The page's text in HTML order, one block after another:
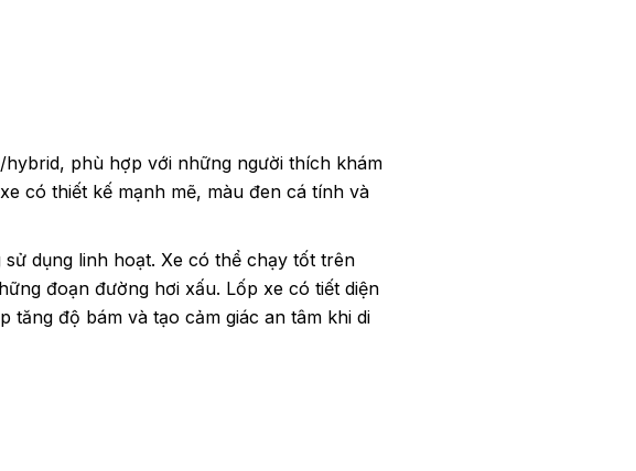
phù hợp với những người thích khám
có thiết kế mạnh mẽ, màu đen cá tính và
dụng linh hoạt. Xe có thể chạy tốt trên
đoạn đường hơi xấu. Lốp xe có tiết diện
độ bám và tạo cảm giác an tâm khi di